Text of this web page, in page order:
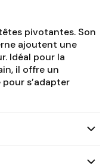
pivotantes. Son
ajoutent une
Idéal pour la
il offre un
s’adapter